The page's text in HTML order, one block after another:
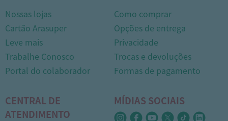
Nossas lojas
Cartão Arasuper
Leve mais
Trabalhe Conosco
Portal do colaborador
Como comprar
Opções de entrega
Privacidade
Trocas e devoluções
Formas de pagamento
CENTRAL DE
ATENDIMENTO
MÍDIAS SOCIAIS